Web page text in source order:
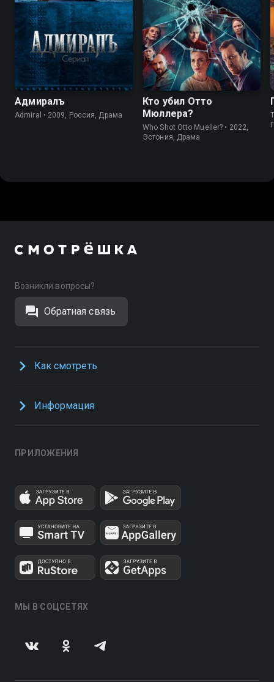
Адмиралъ
Admiral • 2009, Россия, Драма
Кто убил Отто
Мюллера?
Who Shot Otto Mueller? • 2022,
Эстония, Драма
Возникли вопросы?
Обратная связь
Как смотреть
Информация
ПРИЛОЖЕНИЯ
МЫ В СОЦСЕТЯХ